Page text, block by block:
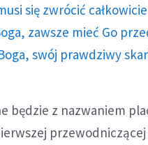
się zwrócić
zawsze mieć Go
swój prawdziwy
będzie z nazwaniem